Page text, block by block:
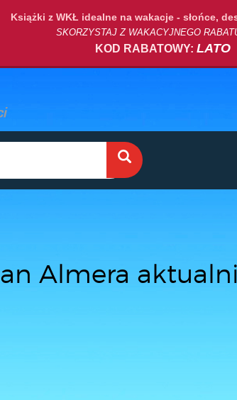
Książki z WKŁ idealne na wakacje - słońce,
SKORZYSTAJ Z WAKACYJNEGO
KOD RABATOWY: LATO
Almera